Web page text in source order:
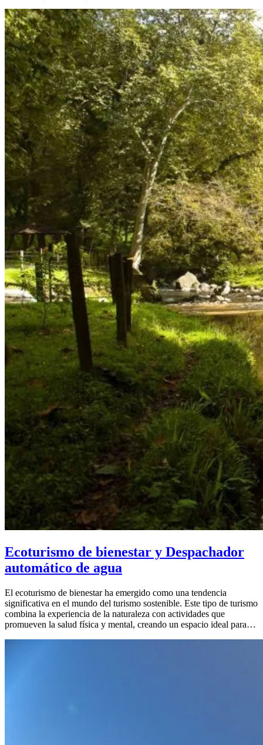
Ecoturismo de bienestar y Despachador
automático de agua
El ecoturismo de bienestar ha emergido como una tendencia
significativa en el mundo del turismo sostenible. Este tipo de turismo
combina la experiencia de la naturaleza con actividades que
promueven la salud física y mental, creando un espacio ideal para…